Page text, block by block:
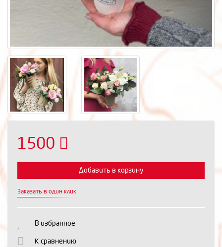
1500
Выберите количество:
Добавить в корзину
Заказать в один клик
В избранное
К сравнению